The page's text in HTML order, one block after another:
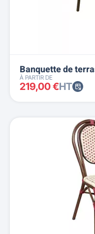
Banquette de
À PARTIR DE
219,00 €HT